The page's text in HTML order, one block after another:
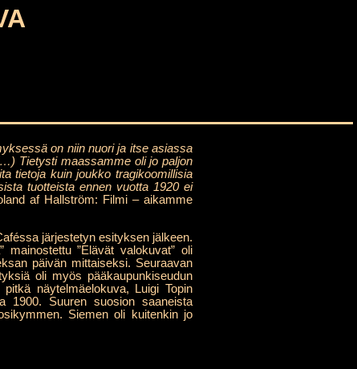
on niin nuori ja itse asiassa
Tietysti maassamme oli jo paljon
tietoja kuin joukko tragikoomillisia
tuotteista ennen vuotta 1920 ei
af Hallström: Filmi – aikamme
järjestetyn esityksen jälkeen.
mainostettu ”Elävät valokuvat” oli
päivän mittaiseksi. Seuraavan
oli myös pääkaupunkiseudun
näytelmäelokuva, Luigi Topin
1900. Suuren suosion saaneista
Siemen oli kuitenkin jo